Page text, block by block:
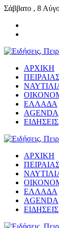
Σάββατο , 8
ΑΡΧΙΚΗ
ΕΛΛΑΔΑ
AGENDA
ΕΙΔΗΣΕΙΣ
ΑΡΧΙΚΗ
ΕΛΛΑΔΑ
AGENDA
ΕΙΔΗΣΕΙΣ